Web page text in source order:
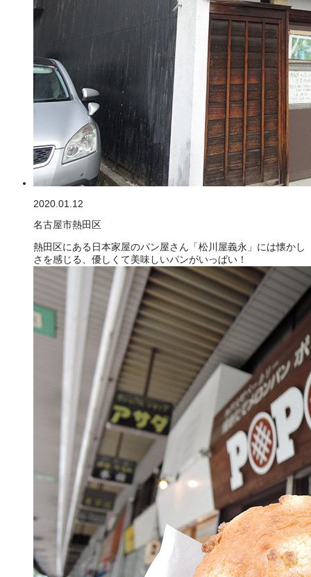
2020.01.12
名古屋市熱田区
熱田区にある日本家屋のパン屋さん「松川屋義永」には懐かし
さを感じる、優しくて美味しいパンがいっぱい！